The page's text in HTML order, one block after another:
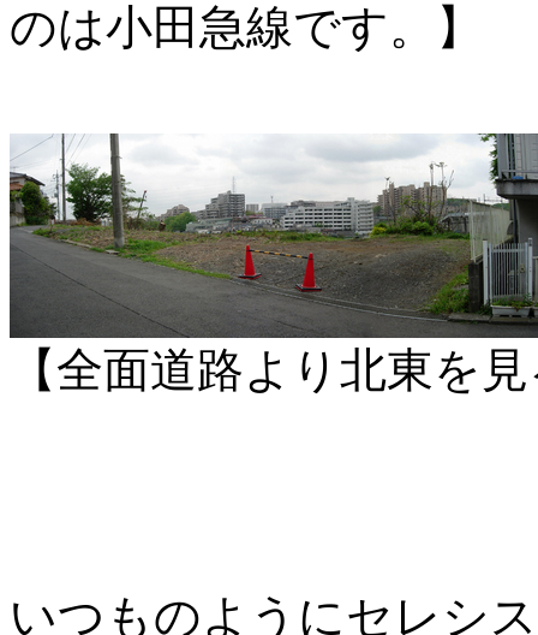
のは小田急線です。】
【全面道路より北東を
いつものようにセレシ